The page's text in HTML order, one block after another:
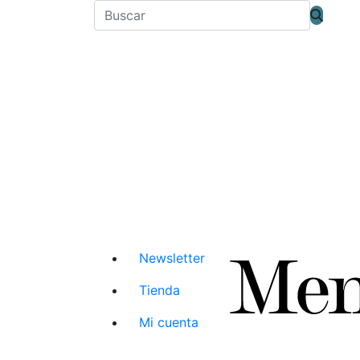
Newsletter
Tienda
Mi cuenta